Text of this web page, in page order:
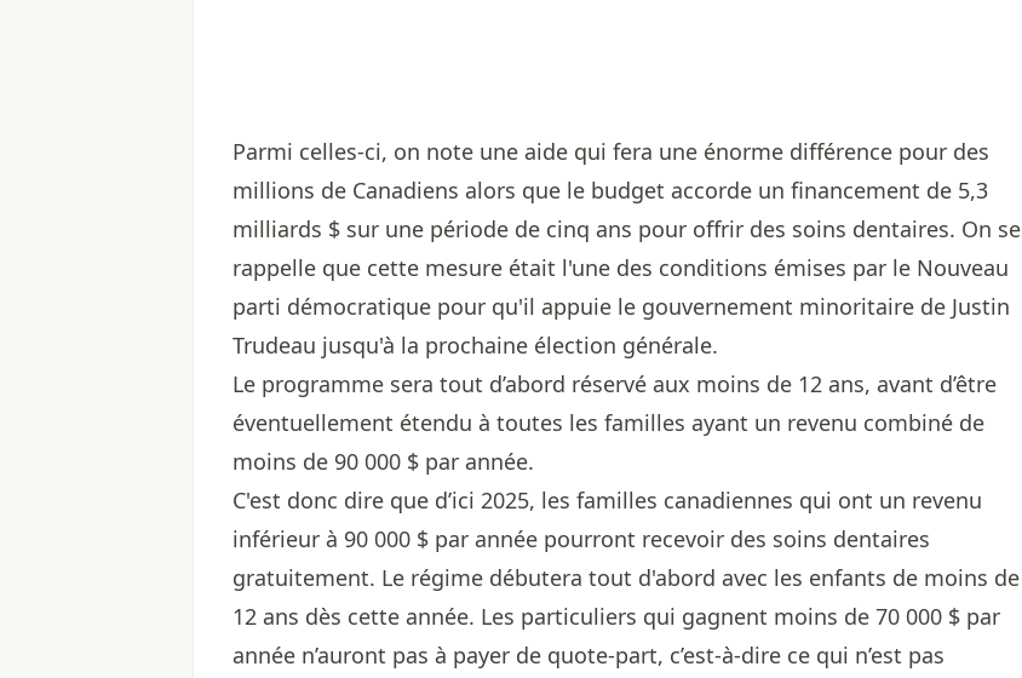
Parmi celles-ci, on note une aide qui fera une énorme différence pour des
millions de Canadiens alors que le budget accorde un financement de 5,3
milliards $ sur une période de cinq ans pour offrir des soins dentaires. On se
rappelle que cette mesure était l'une des conditions émises par le Nouveau
parti démocratique pour qu'il appuie le gouvernement minoritaire de Justin
Trudeau jusqu'à la prochaine élection générale.
Le programme sera tout d’abord réservé aux moins de 12 ans, avant d’être
éventuellement étendu à toutes les familles ayant un revenu combiné de
moins de 90 000 $ par année.
C'est donc dire que d’ici 2025, les familles canadiennes qui ont un revenu
inférieur à 90 000 $ par année pourront recevoir des soins dentaires
gratuitement. Le régime débutera tout d'abord avec les enfants de moins de
12 ans dès cette année. Les particuliers qui gagnent moins de 70 000 $ par
année n’auront pas à payer de quote-part, c’est-à-dire ce qui n’est pas